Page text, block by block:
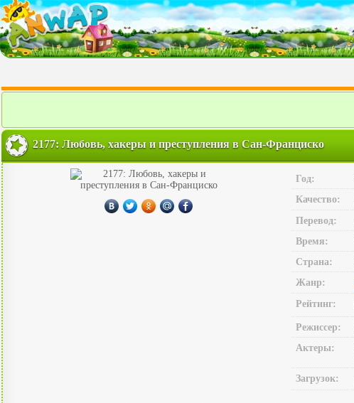
2177: Любовь, хакеры и преступления в Сан-Франциско
Год:
Качество:
Перевод:
Время:
Страна:
Жанр:
Рейтинг:
Режиссер:
Актеры:
Загрузок: